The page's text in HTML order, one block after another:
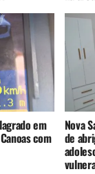
em
com
Nova
de